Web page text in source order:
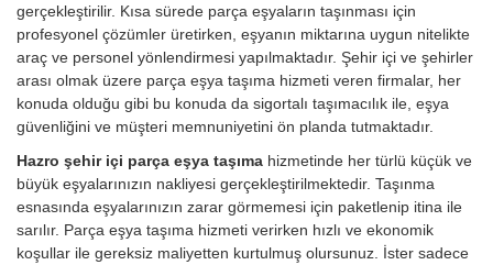
gerçekleştirilir. Kısa sürede parça eşyaların taşınması için
profesyonel çözümler üretirken, eşyanın miktarına uygun nitelikte
araç ve personel yönlendirmesi yapılmaktadır. Şehir içi ve şehirler
arası olmak üzere parça eşya taşıma hizmeti veren firmalar, her
konuda olduğu gibi bu konuda da sigortalı taşımacılık ile, eşya
güvenliğini ve müşteri memnuniyetini ön planda tutmaktadır.
Hazro şehir içi parça eşya taşıma hizmetinde her türlü küçük ve
büyük eşyalarınızın nakliyesi gerçekleştirilmektedir. Taşınma
esnasında eşyalarınızın zarar görmemesi için paketlenip itina ile
sarılır. Parça eşya taşıma hizmeti verirken hızlı ve ekonomik
koşullar ile gereksiz maliyetten kurtulmuş olursunuz. İster sadece